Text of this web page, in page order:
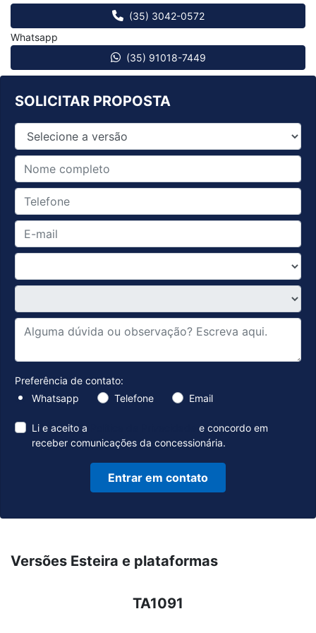
SOLICITAR PROPOSTA
Preferência de contato:
Whatsapp
Telefone Email
Li e aceito a
e concordo em
receber comunicações da concessionária.
Entrar em contato
(35) 3042-0572
Whatsapp
(35) 91018-7449
Versões Esteira e plataformas
TA1091